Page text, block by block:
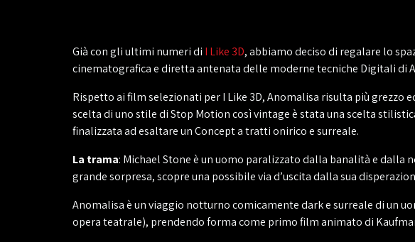
Già con gli ultimi numeri di I Like 3D, abbiamo deciso di regalare lo
cinematografica e diretta antenata delle moderne tecniche Digitali di
Rispetto ai film selezionati per I Like 3D, Anomalisa risulta più
scelta di uno stile di Stop Motion così vintage è stata una scelta
finalizzata ad esaltare un Concept a tratti onirico e surreale.
La trama: Michael Stone è un uomo paralizzato dalla banalità e dalla
grande sorpresa, scopre una possibile via d’uscita dalla sua
Anomalisa è un viaggio notturno comicamente dark e surreale di un
opera teatrale), prendendo forma come primo film animato di